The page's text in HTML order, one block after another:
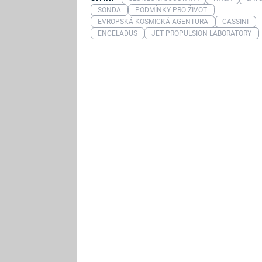
SONDA
PODMÍNKY PRO ŽIVOT
EVROPSKÁ KOSMICKÁ AGENTURA
CASSINI
ENCELADUS
JET PROPULSION LABORATORY